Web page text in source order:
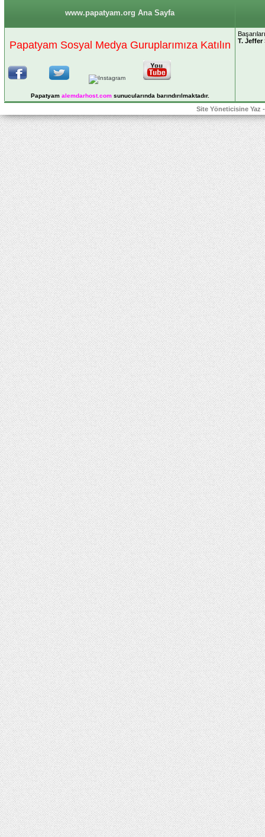
www.papatyam.org Ana Sayfa
Papatyam Sosyal Medya Guruplarımıza Katılın
Papatyam alemdarhost.comsunucularında barındırılmaktadır.
T. Jeffer
Site Yöneticisine Yaz